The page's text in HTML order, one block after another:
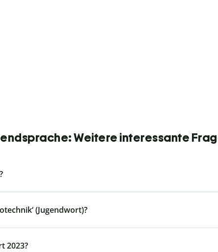
Weitere interessante
(Jugendwort)?
2023?